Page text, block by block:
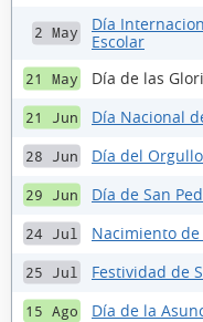
2 May
Día
Escolar
21 May Día de las
21 Jun Día Nacional
28 Jun Día del Orgullo
29 Jun Día de San
24 Jul Nacimiento
25 Jul Festividad de
15 Ago Día de la